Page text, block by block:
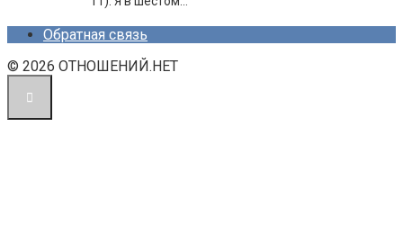
Обратная связь
© 2026 ОТНОШЕНИЙ.НЕТ